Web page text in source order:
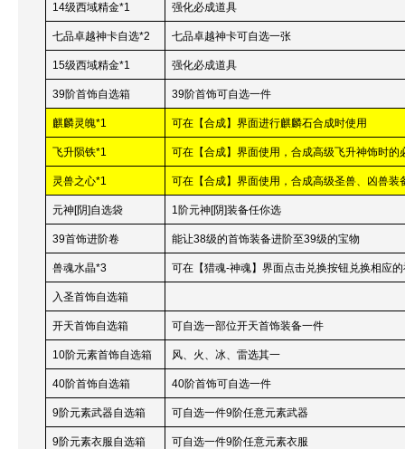
14级西域精金*1 强化必成道具
七品卓越神卡自选*2 七品卓越神卡可自选一张
15级西域精金*1 强化必成道具
39阶首饰自选箱 39阶首饰可自选一件
麒麟灵魄*1 可在【合成】界面进行麒麟石合成时使用
飞升陨铁*1 可在【合成】界面使用，合成高级飞升神饰时的
灵兽之心*1 可在【合成】界面使用，合成高级圣兽、凶兽装
元神[阴]自选袋 1阶元神[阴]装备任你选
39首饰进阶卷 能让38级的首饰装备进阶至39级的宝物
兽魂水晶*3 可在【猎魂-神魂】界面点击兑换按钮兑换相应
入圣首饰自选箱
开天首饰自选箱 可自选一部位开天首饰装备一件
10阶元素首饰自选箱 风、火、冰、雷选其一
40阶首饰自选箱 40阶首饰可自选一件
9阶元素武器自选箱 可自选一件9阶任意元素武器
9阶元素衣服自选箱 可自选一件9阶任意元素衣服